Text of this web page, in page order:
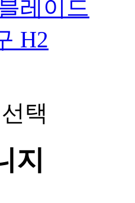
레이드
H2
택
지